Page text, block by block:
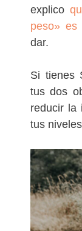
explico
peso» es
dar.
Si tienes
tus dos
reducir la
tus